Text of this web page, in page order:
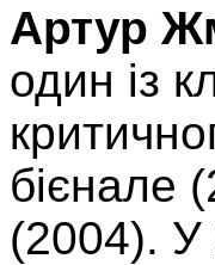
Артур
один із
бієнале
(2004). У